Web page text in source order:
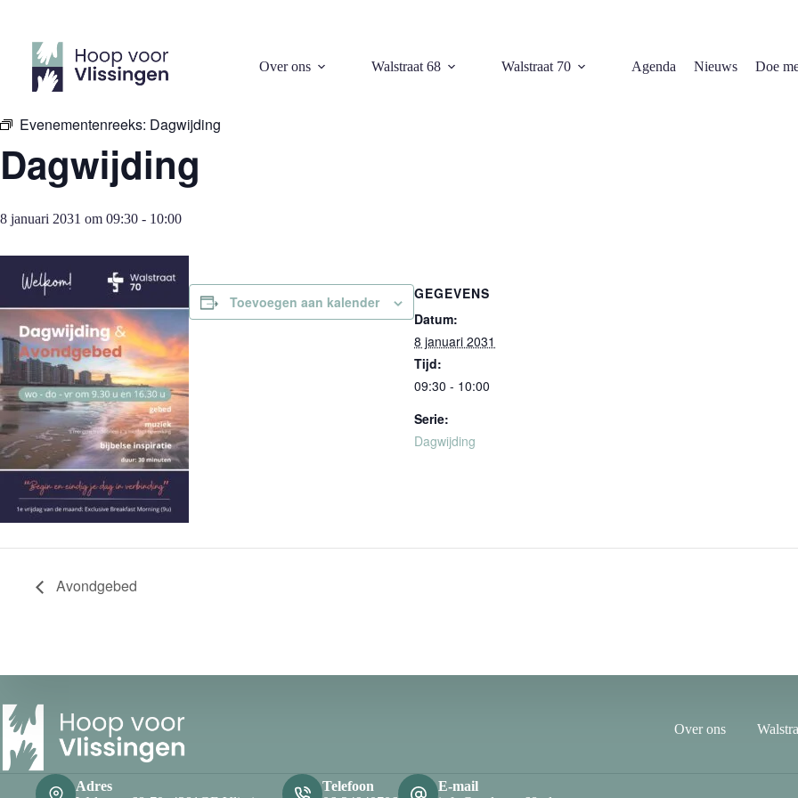
inhoud
Over ons Walstraat 68 Walstraat 70 Agenda Nieuws Doe
« Alle Evenementen
Evenementenreeks: Dagwijding
Dagwijding
8 januari 2031 om 09:30 - 10:00
Toevoegen aan kalender
GEGEVENS
Datum:
8 januari 2031
Tijd:
09:30 - 10:00
Serie:
Dagwijding
Avondgebed
Over ons
Adres
Telefoon
E-mail